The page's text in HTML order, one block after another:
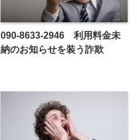
090-8633-2946 利用料金未
納のお知らせを装う詐欺